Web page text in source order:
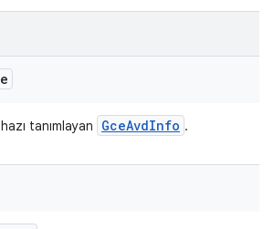
tanımlayan GceAvdInfo .